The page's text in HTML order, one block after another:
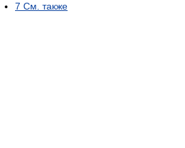
7 См. также